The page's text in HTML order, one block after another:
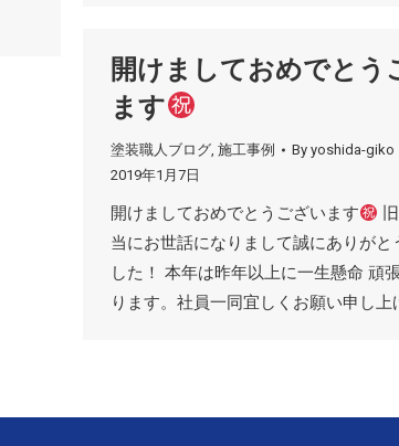
開けましておめでとう
ます
塗装職人ブログ, 施工事例 By yoshida-giko
2019年1月7日
開けましておめでとうございます
当にお世話になりまして誠にありがと
した！ 本年は昨年以上に一生懸命 頑
ります。社員一同宜しくお願い申し上